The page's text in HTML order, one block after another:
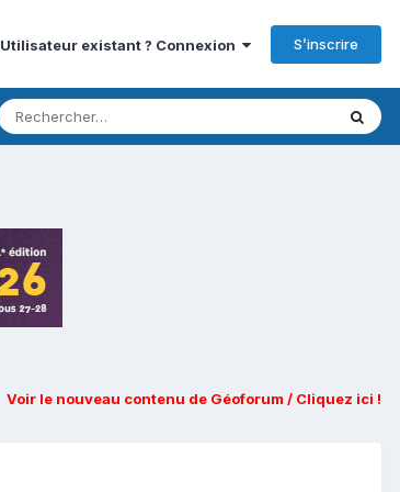
Utilisateur existant ? Connexion S’inscrire
Voir le nouveau contenu de Géoforum / Cliquez ici !